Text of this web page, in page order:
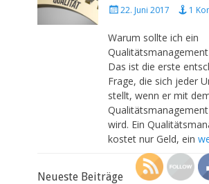
P
s
t
e
d
o
n
22. Juni 2017 1
Warum sollte ich ein
Das ist die erste
Frage, die sich jeder
stellt, wenn er mit
wird. Ein
kostet nur Geld, ein
Neueste Beiträge